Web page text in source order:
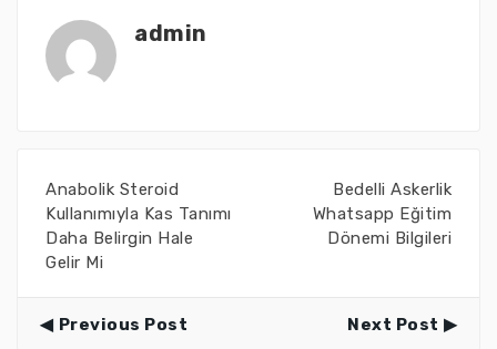
admin
Anabolik Steroid
Kullanımıyla Kas Tanımı
Daha Belirgin Hale
Gelir Mi
Bedelli Askerlik
Whatsapp Eğitim
Dönemi Bilgileri
Previous Post Next Post